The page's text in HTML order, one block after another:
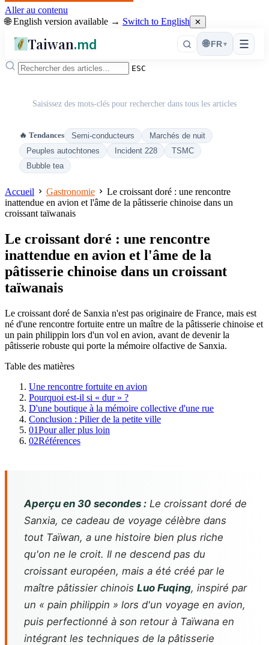
Aller au contenu
🌐 English version available → Switch to English ✕
Taiwan.md ☰
🌐 FR ▾
ESC
Saisissez des mots-clés pour rechercher dans tous les articles
🔥 Tendances Semi-conducteurs
Marchés de nuit
Peuples autochtones
Incident 228
TSMC
Bubble tea
Accueil Gastronomie
Le croissant doré : une rencontre
inattendue en avion et l'âme de la pâtisserie chinoise dans un
croissant taïwanais
Le croissant doré : une rencontre
inattendue en avion et l'âme de la
pâtisserie chinoise dans un croissant
taïwanais
Le croissant doré de Sanxia n'est pas originaire de France, mais est
né d'une rencontre fortuite entre un maître de la pâtisserie chinoise et
un pain philippin lors d'un vol en avion, avant de devenir la
pâtisserie robuste qui porte la mémoire olfactive de Sanxia.
Table des matières
Une rencontre fortuite en avion
Pourquoi est-il si « dur » ?
D'une boutique à la mémoire collective d'une rue
Conclusion : Pilier de la petite ville
01Pour aller plus loin
02Références
Aperçu en 30 secondes : Le croissant doré de
Sanxia, ce cadeau de voyage célèbre dans
tout Taïwan, a une histoire bien plus riche
qu'on ne le croit. Il ne descend pas du
croissant européen, mais a été créé par le
maître pâtissier chinois Luo Fuqing, inspiré par
un « pain philippin » lors d'un voyage en avion,
puis perfectionné à son retour à Taïwana en
intégrant les techniques de la pâtisserie